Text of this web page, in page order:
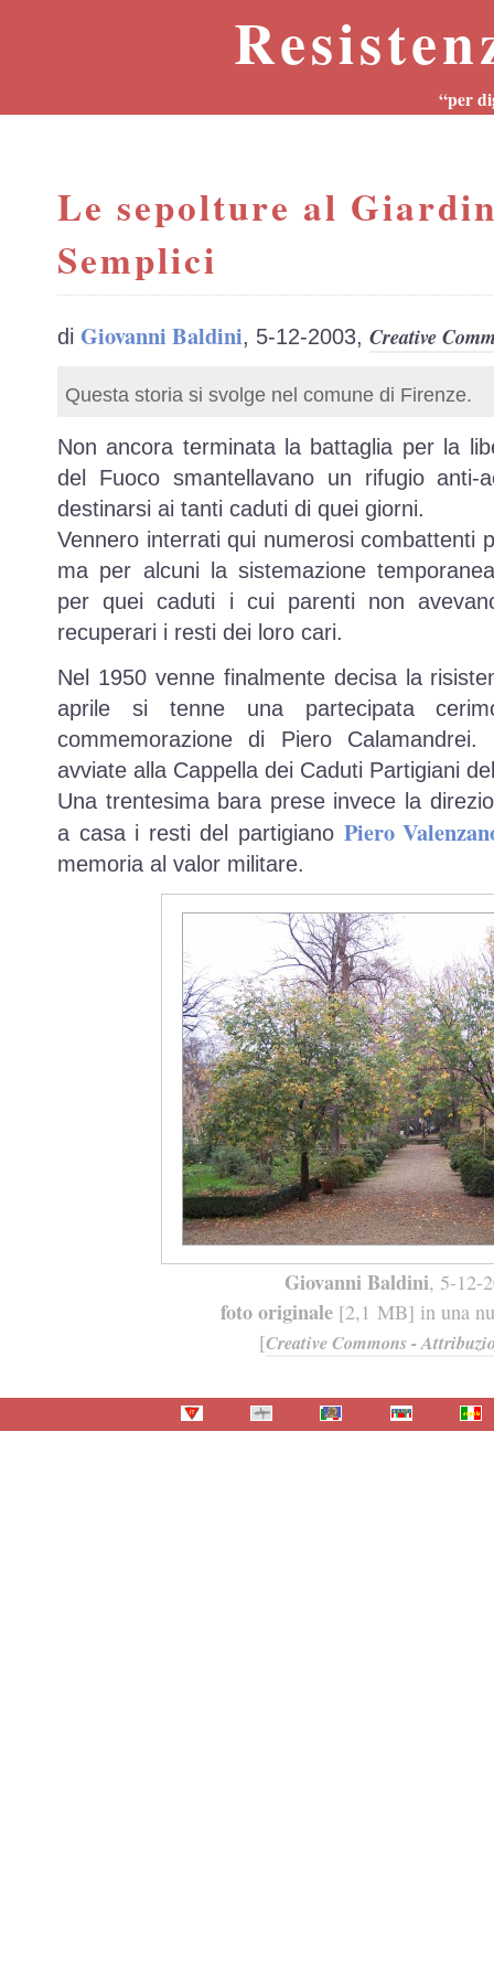
“per
Le sepolture al
Semplici
di Giovanni Baldini, 5-12-2003, Creative
Questa storia si svolge nel comune di Firenze.
Non ancora terminata la battaglia per la
del Fuoco smantellavano un rifugio
destinarsi ai tanti caduti di quei giorni.
Vennero interrati qui numerosi combattenti
ma per alcuni la sistemazione
per quei caduti i cui parenti non
recuperari i resti dei loro cari.
Nel 1950 venne finalmente decisa la
aprile si tenne una partecipata
commemorazione di Piero
avviate alla Cappella dei Caduti Partigiani
Una trentesima bara prese invece la
a casa i resti del partigiano Piero
memoria al valor militare.
Giovanni Baldini, 5-12-
foto originale[2,1 MB] in una
[Creative Commons -